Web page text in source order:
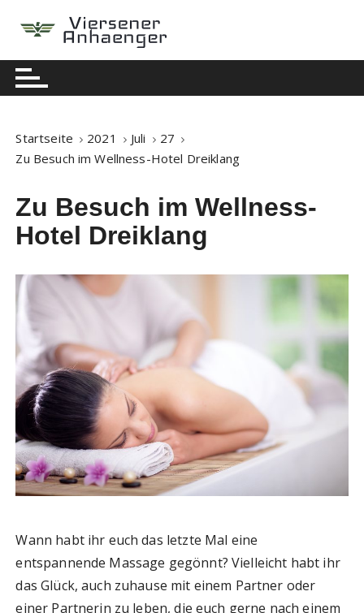
Viersener Anhaenger
Berühmte Nachrichten
Startseite 2021 Juli
27
Zu Besuch im Wellness-Hotel Dreiklang
Zu Besuch im Wellness-
Hotel Dreiklang
Wann habt ihr euch das letzte Mal eine
entspannende Massage gegönnt? Vielleicht habt ihr
das Glück, auch zuhause mit einem Partner oder
einer Partnerin zu leben, die euch gerne nach einem